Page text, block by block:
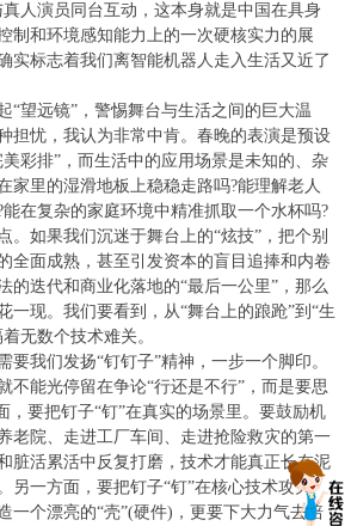
人演员同台互动，这本身就是中国在具身
制和环境感知能力上的一次硬核实力的展
实标志着我们离智能机器人走入生活又近了
远镜”，警惕舞台与生活之间的巨大温
担忧，我认为非常中肯。春晚的表演是预设
彩排”，而生活中的应用场景是未知的、杂
家里的湿滑地板上稳稳走路吗?能理解老人
在复杂的家庭环境中精准抓取一个水杯吗?
。如果我们沉迷于舞台上的“炫技”，把个别
全面成熟，甚至引发资本的盲目追捧和内卷
的迭代和商业化落地的“最后一公里”，那么
一现。我们要看到，从“舞台上的踉跄”到“生
无数个技术难关。
我们发扬“钉钉子”精神，一步一个脚印。
不能光停留在争论“行还是不行”，而是要思
，要把钉子“钉”在真实的场景里。要鼓励机
老院、走进工厂车间、走进抢险救灾的第一
脏活累活中反复打磨，技术才能真正长在泥
另一方面，要把钉子“钉”在核心技术攻关
一个漂亮的“壳”(硬件)，更要下大力气去培